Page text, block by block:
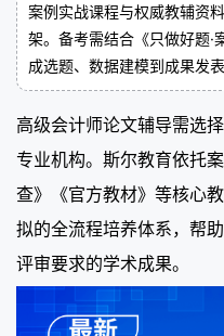
案例实战课程与权威教辅资
架。备考需结合《只做好题
成选题、数据建模到成果发
高级会计师论文辅导需选
专业机构。斯尔教育依托
查》《官方教材》等核心
拟的全流程培养体系，帮
评审要求的学术成果。